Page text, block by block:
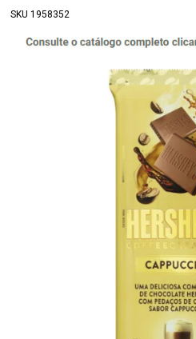
SKU 1958352